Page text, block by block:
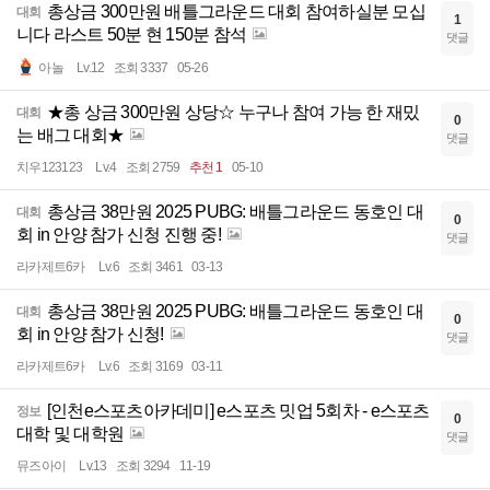
대회
총상금 300만원 배틀그라운드 대회 참여하실분 모십
니다 라스트 50분 현 150분 참석
아놀 Lv.12 조회 3337 05-26
1
댓글
대회
★총 상금 300만원 상당☆ 누구나 참여 가능 한 재밌
는 배그 대회★
치우123123 Lv.4 조회 2759 추천 1 05-10
0
댓글
대회
총상금 38만원 2025 PUBG: 배틀그라운드 동호인 대
회 in 안양 참가 신청 진행 중!
라카제트6카 Lv.6 조회 3461 03-13
0
댓글
대회
총상금 38만원 2025 PUBG: 배틀그라운드 동호인 대
회 in 안양 참가 신청!
라카제트6카 Lv.6 조회 3169 03-11
0
댓글
정보 [인천e스포츠아카데미] e스포츠 밋업 5회차 - e스포츠
대학 및 대학원
뮤즈아이 Lv.13 조회 3294 11-19
0
댓글